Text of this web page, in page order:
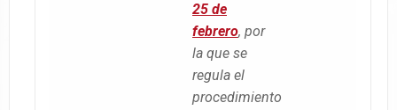
25 de
febrero, por
la que se
regula el
procedimiento